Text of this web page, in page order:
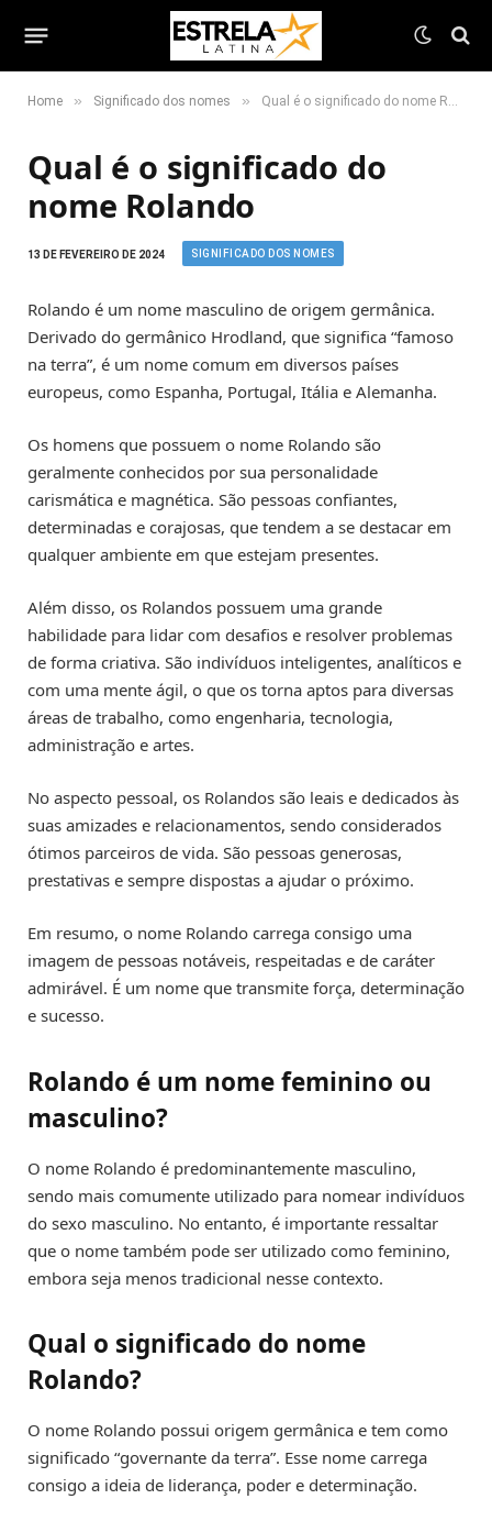
Home » Significado dos nomes » Qual é o significado do nome Rolando
Qual é o significado do
nome Rolando
13 DE FEVEREIRO DE 2024 SIGNIFICADO DOS NOMES
Rolando é um nome masculino de origem germânica.
Derivado do germânico Hrodland, que significa “famoso
na terra”, é um nome comum em diversos países
europeus, como Espanha, Portugal, Itália e Alemanha.
Os homens que possuem o nome Rolando são
geralmente conhecidos por sua personalidade
carismática e magnética. São pessoas confiantes,
determinadas e corajosas, que tendem a se destacar em
qualquer ambiente em que estejam presentes.
Além disso, os Rolandos possuem uma grande
habilidade para lidar com desafios e resolver problemas
de forma criativa. São indivíduos inteligentes, analíticos e
com uma mente ágil, o que os torna aptos para diversas
áreas de trabalho, como engenharia, tecnologia,
administração e artes.
No aspecto pessoal, os Rolandos são leais e dedicados às
suas amizades e relacionamentos, sendo considerados
ótimos parceiros de vida. São pessoas generosas,
prestativas e sempre dispostas a ajudar o próximo.
Em resumo, o nome Rolando carrega consigo uma
imagem de pessoas notáveis, respeitadas e de caráter
admirável. É um nome que transmite força, determinação
e sucesso.
Rolando é um nome feminino ou
masculino?
O nome Rolando é predominantemente masculino,
sendo mais comumente utilizado para nomear indivíduos
do sexo masculino. No entanto, é importante ressaltar
que o nome também pode ser utilizado como feminino,
embora seja menos tradicional nesse contexto.
Qual o significado do nome
Rolando?
O nome Rolando possui origem germânica e tem como
significado “governante da terra”. Esse nome carrega
consigo a ideia de liderança, poder e determinação.